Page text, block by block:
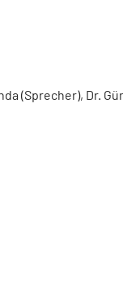
(Sprecher), Dr.